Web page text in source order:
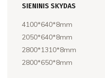
SIENINIS SKYDAS
4100*640*8mm
2050*640*8mm
2800*1310*8mm
2800*650*8mm